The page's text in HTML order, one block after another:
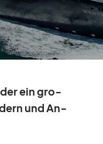
ein gro­
und An­